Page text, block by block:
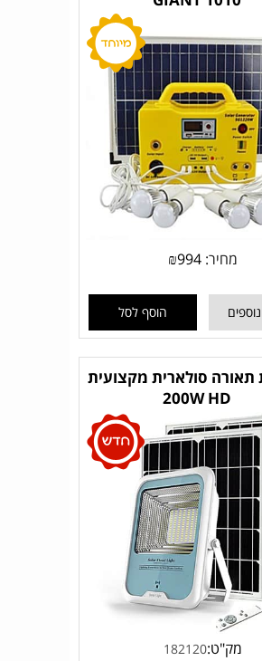
מחיר: ₪994
הוסף לסל
סולארית מקצועית
200W HD
מק"ט:182120